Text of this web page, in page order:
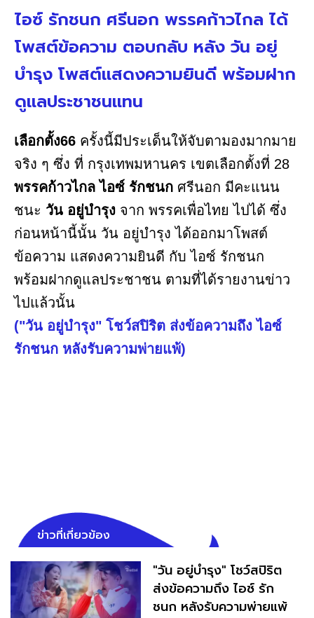
ไอซ์ รักชนก ศรีนอก พรรคก้าวไกล ได้
โพสต์ข้อความ ตอบกลับ หลัง วัน อยู่
บำรุง โพสต์แสดงความยินดี พร้อมฝาก
ดูแลประชาชนแทน
เลือกตั้ง66 ครั้งนี้มีประเด็นให้จับตามองมากมาย
จริง ๆ ซึ่ง ที่ กรุงเทพมหานคร เขตเลือกตั้งที่ 28
พรรคก้าวไกล ไอซ์ รักชนก ศรีนอก มีคะแนน
ชนะ วัน อยู่บำรุง จาก พรรคเพื่อไทย ไปได้ ซึ่ง
ก่อนหน้านี้นั้น วัน อยู่บำรุง ได้ออกมาโพสต์
ข้อความ แสดงความยินดี กับ ไอซ์ รักชนก
พร้อมฝากดูแลประชาชน ตามที่ได้รายงานข่าว
ไปแล้วนั้น
("วัน อยู่บำรุง" โชว์สปิริต ส่งข้อความถึง ไอซ์
รักชนก หลังรับความพ่ายแพ้)
ข่าวที่เกี่ยวข้อง
"วัน อยู่บำรุง" โชว์สปิริต
ส่งข้อความถึง ไอซ์ รัก
ชนก หลังรับความพ่ายแพ้